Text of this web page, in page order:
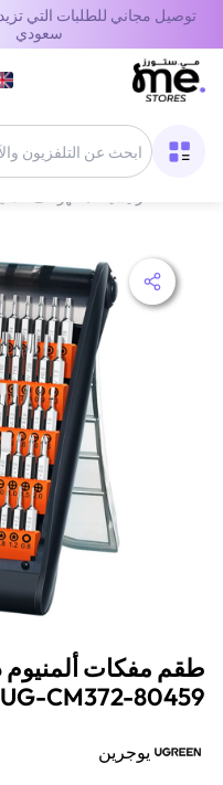
سعودي
UG-CM372-80459
يوجرين